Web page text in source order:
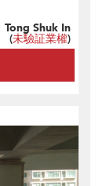
Tong Shuk In
(未驗証業權)